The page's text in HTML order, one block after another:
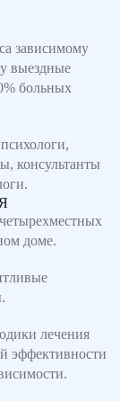
зависимому
выездные
больных
консультанты
доме.
лечения
эффективности